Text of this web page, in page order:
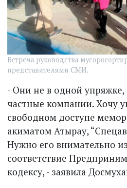
Встреча руководства
представителями СМИ.
- Они не в одной упряжке,
частные компании. Хочу
свободном доступе
акиматом Атырау,
Нужно его внимательно
соответствие
кодексу, - заявила